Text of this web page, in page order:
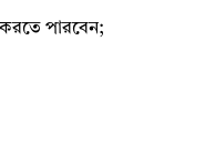
পারবেন;